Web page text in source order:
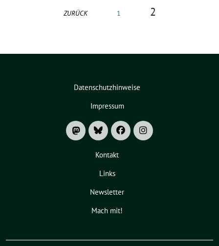
ZURÜCK 1 2
Datenschutzhinweise
Impressum
Kontakt
Links
Newsletter
Mach mit!